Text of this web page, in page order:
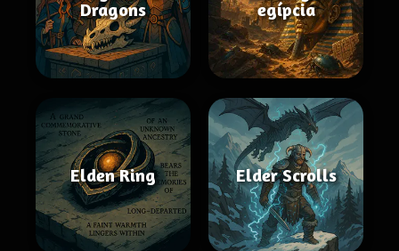
Dragons
egípcia
Elden Ring Elder Scrolls